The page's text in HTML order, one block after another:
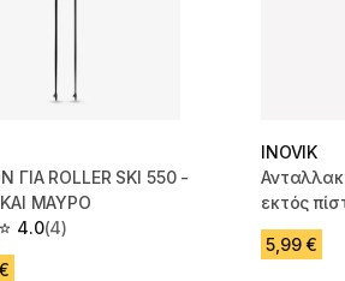
ΓΙΑ ROLLER SKI 550 -
ΜΑΥΡΟ
4.0
5 stars from 4 reviews
(4)
INOVIK
εκτός
TIPS 550
5,99 €